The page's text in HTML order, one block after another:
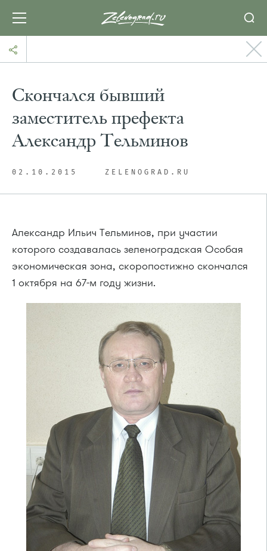
Скончался бывший
заместитель префекта
Александр Тельминов
02.10.2015 ZELENOGRAD.RU
Александр Ильич Тельминов, при участии
которого создавалась зеленоградская Особая
экономическая зона, скоропостижно скончался
1 октября на 67-м году жизни.